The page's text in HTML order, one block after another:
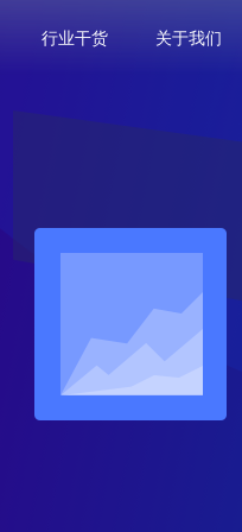
行业干货 关于我们